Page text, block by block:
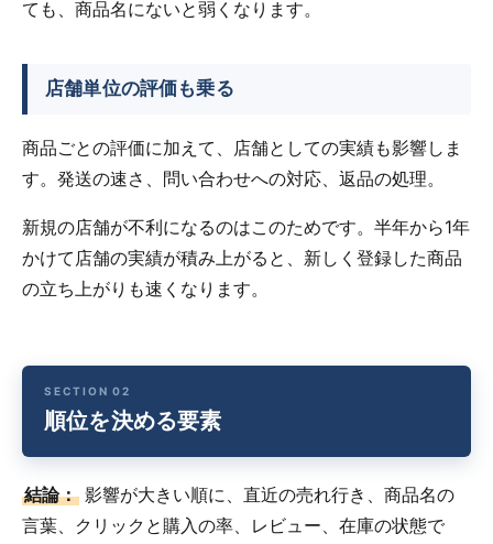
ても、商品名にないと弱くなります。
店舗単位の評価も乗る
商品ごとの評価に加えて、店舗としての実績も影響しま
す。発送の速さ、問い合わせへの対応、返品の処理。
新規の店舗が不利になるのはこのためです。半年から1年
かけて店舗の実績が積み上がると、新しく登録した商品
の立ち上がりも速くなります。
順位を決める要素
結論： 影響が大きい順に、直近の売れ行き、商品名の
言葉、クリックと購入の率、レビュー、在庫の状態で